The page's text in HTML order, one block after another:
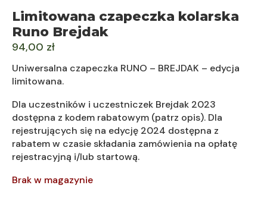
Limitowana czapeczka kolarska
Runo Brejdak
94,00 zł
Uniwersalna czapeczka RUNO – BREJDAK – edycja
limitowana.
Dla uczestników i uczestniczek Brejdak 2023
dostępna z kodem rabatowym (patrz opis). Dla
rejestrujących się na edycję 2024 dostępna z
rabatem w czasie składania zamówienia na opłatę
rejestracyjną i/lub startową.
Brak w magazynie